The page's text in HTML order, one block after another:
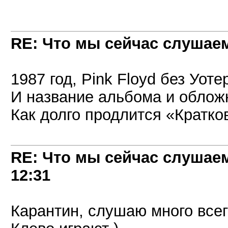
RE: Что мы сейчас
1987 год, Pink Floyd без
И название альбома и
Как долго продлится
RE: Что мы сейчас
12:31
Карантин, слушаю много